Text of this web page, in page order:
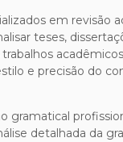
em revisão
teses,
e precisão do
gramatical
detalhada da